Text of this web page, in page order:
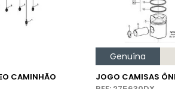
CAMINHÃO
Genuína
JOGO CAMISAS